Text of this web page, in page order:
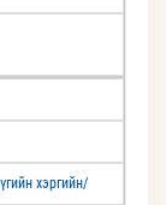
хэргийн/